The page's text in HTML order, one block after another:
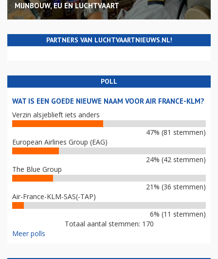
MIJNBOUW, EU EN LUCHTVAART
PARTNERS VAN LUCHTVAARTNIEUWS.NL!
POLL
WAT IS EEN GOEDE NIEUWE NAAM VOOR AIR FRANCE-KLM?
Verzin alsjeblieft iets anders
47% (81 stemmen)
European Airlines Group (EAG)
24% (42 stemmen)
The Blue Group
21% (36 stemmen)
Air-France-KLM-SAS(-TAP)
6% (11 stemmen)
Totaal aantal stemmen: 170
Meer polls